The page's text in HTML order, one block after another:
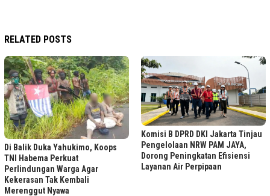
RELATED POSTS
Di Balik Duka Yahukimo, Koops
TNI Habema Perkuat
Perlindungan Warga Agar
Kekerasan Tak Kembali
Merenggut Nyawa
Komisi B DPRD DKI Jakarta Tinjau
Pengelolaan NRW PAM JAYA,
Dorong Peningkatan Efisiensi
Layanan Air Perpipaan